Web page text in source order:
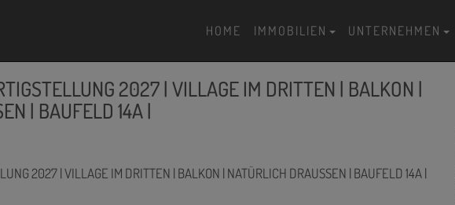
HOME IMMOBILIEN UNTERNEHMEN
2027 | VILLAGE IM DRITTEN | BALKON |
| BAUFELD 14A |